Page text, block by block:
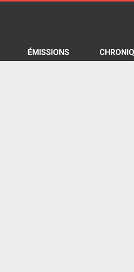
ÉMISSIONS